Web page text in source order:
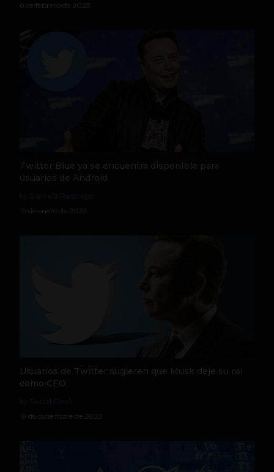
6 de febrero de 2023
Twitter Blue ya se encuentra disponible para
usuarios de Android
19 de enero de 2023
Usuarios de Twitter sugieren que Musk deje su rol
como CEO
19 de diciembre de 2022